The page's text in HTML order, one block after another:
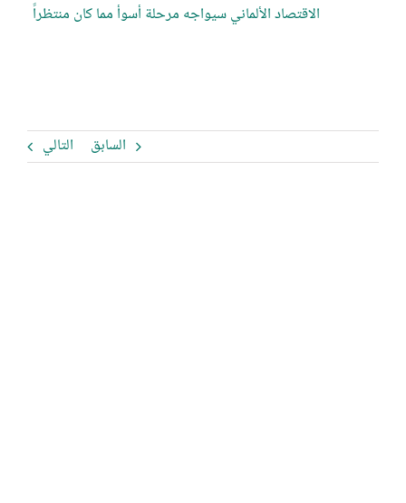
السابق التالي
الاقتصاد الألماني سيواجه مرحلة أسوأ مما كان منتظراً